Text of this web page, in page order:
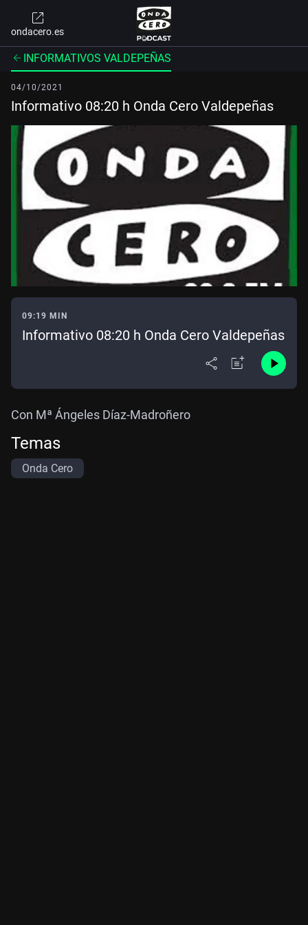
ondacero.es
INFORMATIVOS VALDEPEÑAS
04/10/2021
Informativo 08:20 h Onda Cero Valdepeñas
09:19 MIN
Informativo 08:20 h Onda Cero Valdepeñas
Con Mª Ángeles Díaz-Madroñero
Temas
Onda Cero